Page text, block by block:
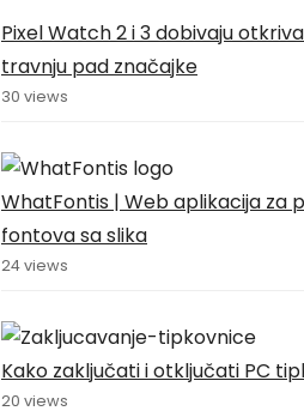
Pixel Watch 2 i 3 dobivaju
travnju pad značajke
30 views
WhatFontis | Web aplikacija za
fontova sa slika
24 views
Kako zaključati i otključati PC
20 views